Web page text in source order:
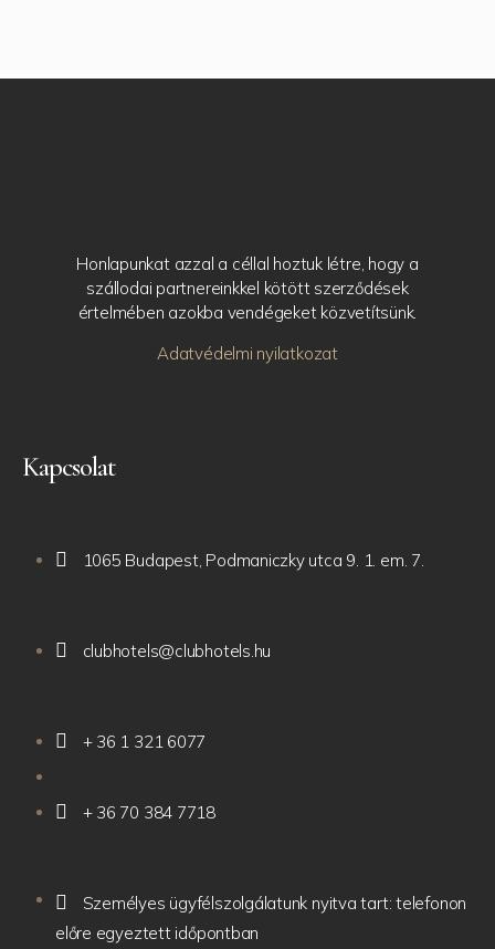
Honlapunkat azzal a céllal hoztuk létre, hogy a
szállodai partnereinkkel kötött szerződések
értelmében azokba vendégeket közvetítsünk.
Adatvédelmi nyilatkozat
Kapcsolat
1065 Budapest, Podmaniczky utca 9. 1. em. 7.
clubhotels@clubhotels.hu
+ 36 1 321 6077
+ 36 70 384 7718
Személyes ügyfélszolgálatunk nyitva tart: telefonon
előre egyeztett időpontban